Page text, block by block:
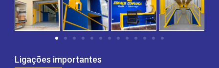
Ligações importantes